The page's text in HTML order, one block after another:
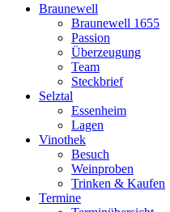
Braunewell
Braunewell 1655
Passion
Überzeugung
Team
Steckbrief
Selztal
Essenheim
Lagen
Vinothek
Besuch
Weinproben
Trinken & Kaufen
Termine